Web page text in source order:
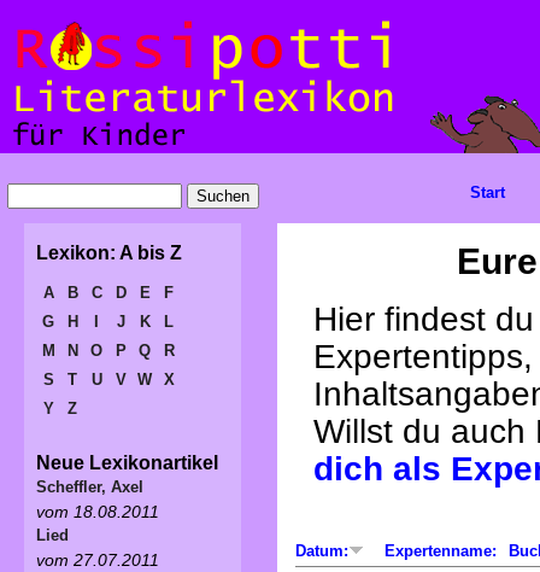
Hier findest
Willst du
dich als
Datum: Expertenname:
Start
Lexikon: A bis Z
A B C D E
F
G
H J K
L
M
N O P Q
R
S
T U V W
X
Y
Z
Neue Lexikonartikel
Scheffler, Axel
vom 18.08.2011
Lied
vom 27.07.2011